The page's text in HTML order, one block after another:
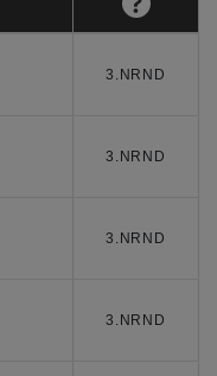
3.NRND
3.NRND
3.NRND
3.NRND